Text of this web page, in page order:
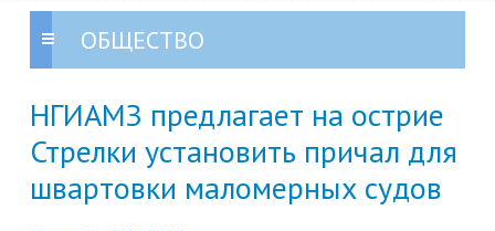
ОБЩЕСТВО
НГИАМЗ предлагает на острие
Стрелки установить причал для
швартовки маломерных судов